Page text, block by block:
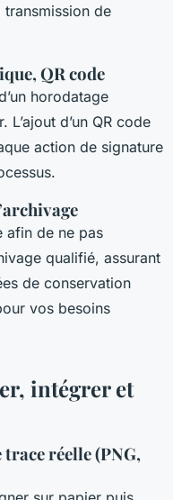
de
QR code
horodatage
d’un QR code
action de signature
afin de ne pas
qualifié, assurant
de conservation
vos besoins
intégrer et
réelle (PNG,